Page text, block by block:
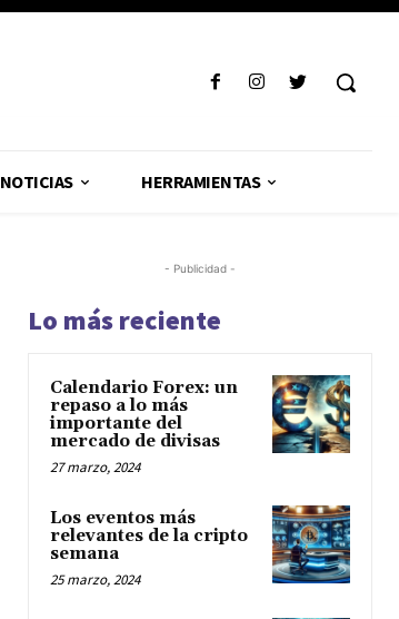
NOTICIAS HERRAMIENTAS
- Publicidad -
Lo más reciente
Calendario Forex: un
repaso a lo más
importante del
mercado de divisas
27 marzo, 2024
Los eventos más
relevantes de la cripto
semana
25 marzo, 2024